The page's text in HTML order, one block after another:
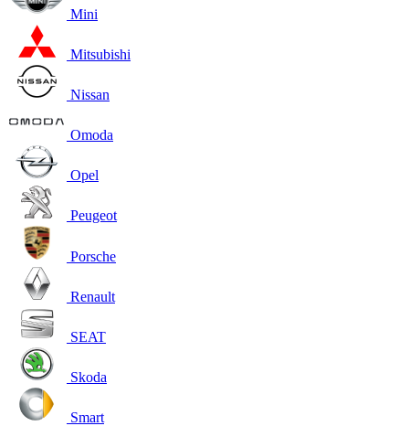
Mini
Mitsubishi
Nissan
Omoda
Opel
Peugeot
Porsche
Renault
SEAT
Skoda
Smart